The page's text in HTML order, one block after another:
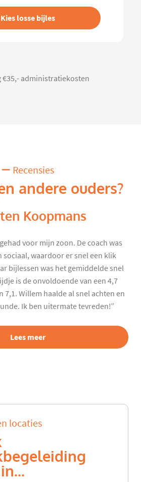
Kies losse bijles
€35,- administratiekosten
Recensies
andere ouders?
Koopmans
voor mijn zoon. De coach was
sociaal, waardoor er snel een klik
bijlessen was het gemiddelde snel
is de onvoldoende van een 4,7
7,1. Willem haalde al snel achten en
Ik ben uitermate tevreden!”
Lees meer
locaties